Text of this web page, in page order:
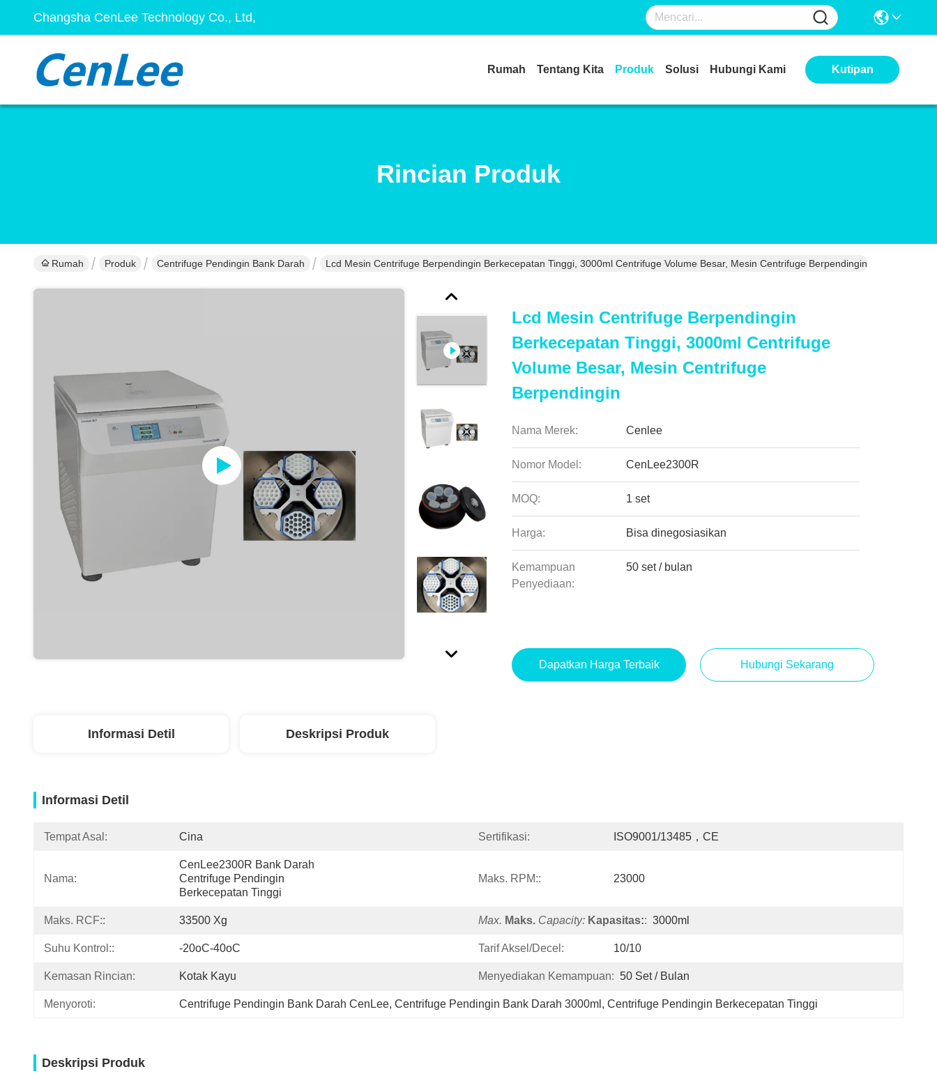
Changsha CenLee Technology Co., Ltd,
Rumah Tentang Kita Produk Solusi Hubungi Kami Kutipan
Rincian Produk
Rumah Produk Centrifuge Pendingin Bank Darah Lcd Mesin Centrifuge Berpendingin Berkecepatan Tinggi, 3000ml Centrifuge Volume Besar, Mesin Centrifuge Berpendingin
Lcd Mesin Centrifuge Berpendingin
Berkecepatan Tinggi, 3000ml Centrifuge
Volume Besar, Mesin Centrifuge
Berpendingin
Nama Merek: Cenlee
Nomor Model: CenLee2300R
MOQ: 1 set
Harga: Bisa dinegosiasikan
Kemampuan
Penyediaan:
50 set / bulan
Dapatkan Harga Terbaik Hubungi Sekarang
Informasi Detil Deskripsi Produk
Informasi Detil
Tempat Asal: Cina Sertifikasi: ISO9001/13485，CE
Nama:
CenLee2300R Bank Darah
Centrifuge Pendingin
Berkecepatan Tinggi
Maks. RPM:: 23000
Maks. RCF:: 33500 Xg Max. Maks. Capacity: Kapasitas:: 3000ml
Suhu Kontrol:: -20oC-40oC Tarif Aksel/Decel: 10/10
Kemasan Rincian: Kotak Kayu Menyediakan Kemampuan: 50 Set / Bulan
Menyoroti: Centrifuge Pendingin Bank Darah CenLee, Centrifuge Pendingin Bank Darah 3000ml , Centrifuge Pendingin Berkecepatan Tinggi
Deskripsi Produk